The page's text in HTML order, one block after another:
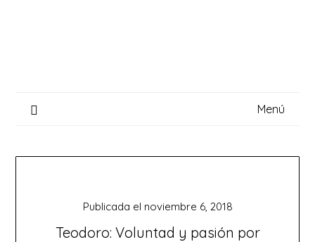
Menú
Teodoro: Voluntad y pasión por
Publicada el noviembre 6, 2018